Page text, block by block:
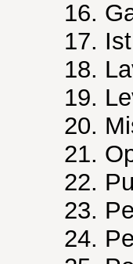
16.
17.
18.
19.
20.
21.
22.
23.
24.